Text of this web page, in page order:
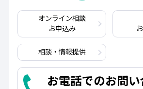
オンライン相談
お申込み
相談・情報提供
お電話でのお問